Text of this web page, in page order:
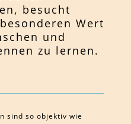
besucht
Wert
und
zu lernen.
sind so objektiv wie